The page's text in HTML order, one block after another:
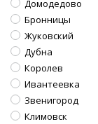
Домодедово
Бронницы
Жуковский
Дубна
Королев
Ивантеевка
Звенигород
Климовск